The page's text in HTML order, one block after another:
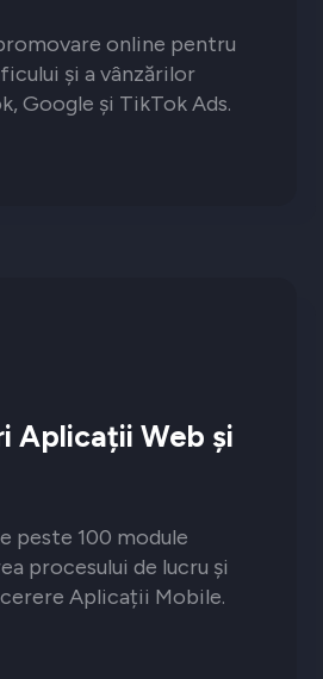
online pentru
și a vânzărilor
Google și TikTok Ads.
Aplicații Web și
peste 100 module
procesului de lucru și
Aplicații Mobile.